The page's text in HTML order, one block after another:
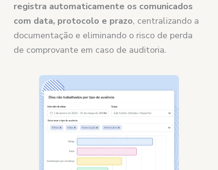
registra automaticamente os comunicados
com data, protocolo e prazo, centralizando a
documentação e eliminando o risco de perda
de comprovante em caso de auditoria.